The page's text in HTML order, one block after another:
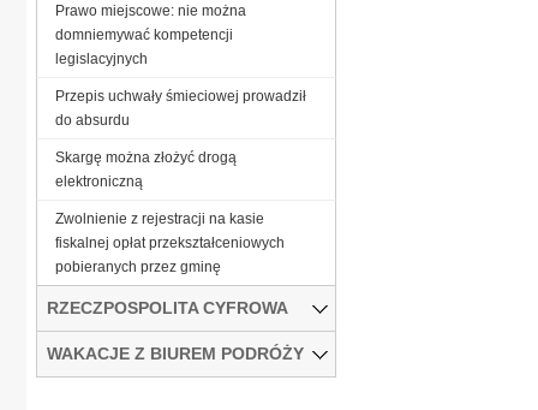
Prawo miejscowe: nie można
domniemywać kompetencji
legislacyjnych
Przepis uchwały śmieciowej prowadził
do absurdu
Skargę można złożyć drogą
elektroniczną
Zwolnienie z rejestracji na kasie
fiskalnej opłat przekształceniowych
pobieranych przez gminę
RZECZPOSPOLITA CYFROWA
WAKACJE Z BIUREM PODRÓŻY